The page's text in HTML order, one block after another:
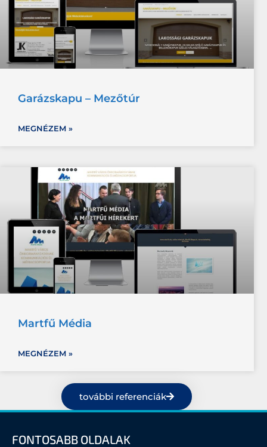
Garázskapu – Mezőtúr
MEGNÉZEM »
Martfű Média
MEGNÉZEM »
további referenciák
FONTOSABB OLDALAK